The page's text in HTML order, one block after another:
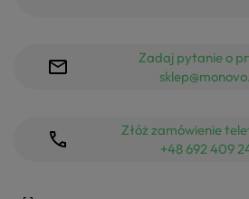
Zadaj pytanie o
Złóż zamówienie
+48 692 409